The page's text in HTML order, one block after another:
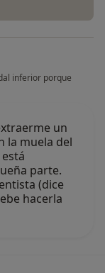
inferior porque
un
la muela del
parte.
(dice
hacerla